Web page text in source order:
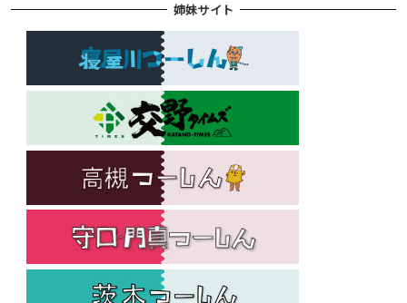
姉妹サイト